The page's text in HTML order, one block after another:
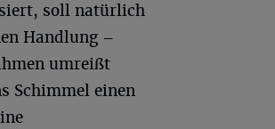
soll natürlich
Handlung –
umreißt
Schimmel einen